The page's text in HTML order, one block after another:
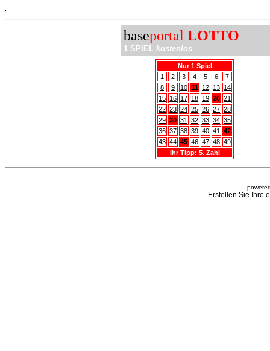
baseportal LOTTO
1 SPIEL kostenlos
Nur 1 Spiel
1
2 3 4 5 6
7
8
9 10 11 12 13 14
15 16 17 18 19 20 21
22 23 24 25 26 27 28
29 30 31 32 33 34 35
36 37 38 39 40 41
42
43 44 45 46 47 48 49
Ihr Tipp: 5. Zahl
Erstellen Sie Ihre